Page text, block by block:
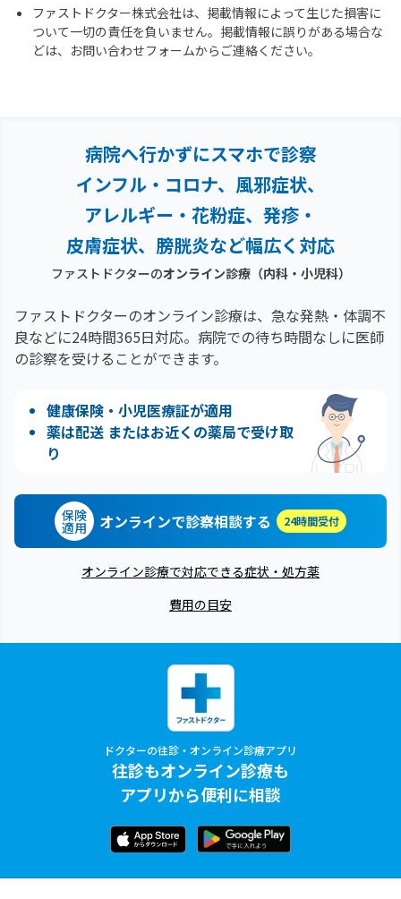
ファストドクター株式会社は、掲載情報によって生じた損害に
ついて一切の責任を負いません。掲載情報に誤りがある場合な
どは、お問い合わせフォームからご連絡ください。
病院へ行かずにスマホで診察
インフル・コロナ、風邪症状、
アレルギー・花粉症、 発疹・
皮膚症状、膀胱炎など幅広く対応
ファストドクターのオンライン診療（内科・小児科）
ファストドクターのオンライン診療は、急な発熱・体調不
良などに24時間365日対応。 病院での待ち時間なしに医師
の診察を受けることができます。
健康保険・小児医療証が適用
薬は配送 またはお近くの薬局で受け取
り
保険
適用 オンラインで診察相談する 24時間受付
オンライン診療で対応できる症状・処方薬
費用の目安
ドクターの往診・オンライン診療アプリ
往診もオンライン診療も
アプリから便利に相談